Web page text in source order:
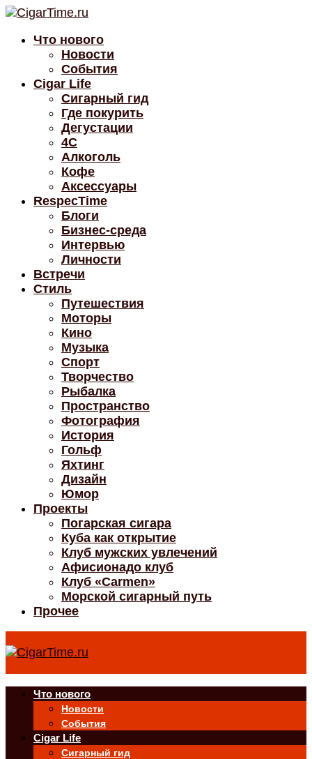
Что нового
Новости
События
Cigar Life
Сигарный гид
Где покурить
Дегустации
4C
Алкоголь
Кофе
Аксессуары
RespecTime
Блоги
Бизнес-среда
Интервью
Личности
Встречи
Стиль
Путешествия
Моторы
Кино
Музыка
Спорт
Творчество
Рыбалка
Пространство
Фотография
История
Гольф
Яхтинг
Дизайн
Юмор
Проекты
Погарская сигара
Куба как открытие
Клуб мужских увлечений
Афисионадо клуб
Клуб «Carmen»
Морской сигарный путь
Прочее
Что нового
Новости
События
Cigar Life
Сигарный гид